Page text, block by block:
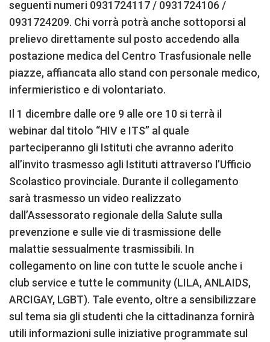
seguenti numeri 0931724117 / 0931724106 /
0931724209. Chi vorrà potrà anche sottoporsi al
prelievo direttamente sul posto accedendo alla
postazione medica del Centro Trasfusionale nelle
piazze, affiancata allo stand con personale medico,
infermieristico e di volontariato.
Il 1 dicembre dalle ore 9 alle ore 10 si terrà il
webinar dal titolo “HIV e ITS” al quale
parteciperanno gli Istituti che avranno aderito
all’invito trasmesso agli Istituti attraverso l’Ufficio
Scolastico provinciale. Durante il collegamento
sarà trasmesso un video realizzato
dall’Assessorato regionale della Salute sulla
prevenzione e sulle vie di trasmissione delle
malattie sessualmente trasmissibili. In
collegamento on line con tutte le scuole anche i
club service e tutte le community (LILA, ANLAIDS,
ARCIGAY, LGBT). Tale evento, oltre a sensibilizzare
sul tema sia gli studenti che la cittadinanza fornirà
utili informazioni sulle iniziative programmate sul